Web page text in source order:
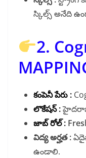
స్కిల్స్ అనేది
2.
కంపెనీ పేరు :
లొకేషన్ :
జాబ్ రోల్ :
విద్య అర్హత :
ఉండాలి.